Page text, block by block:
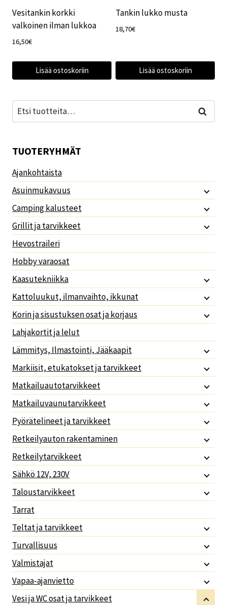
Vesitankin korkki
valkoinen ilman lukkoa
16,50€
Lisää ostoskoriin
Tankin lukko musta
18,70€
Lisää ostoskoriin
Etsi: Haku
TUOTERYHMÄT
Ajankohtaista
Asuinmukavuus
Camping kalusteet
Grillit ja tarvikkeet
Hevostraileri
Hobby varaosat
Kaasutekniikka
Kattoluukut, ilmanvaihto, ikkunat
Korin ja sisustuksen osat ja korjaus
Lahjakortit ja lelut
Lämmitys, Ilmastointi, Jääkaapit
Markiisit, etukatokset ja tarvikkeet
Matkailuautotarvikkeet
Matkailuvaunutarvikkeet
Pyörätelineet ja tarvikkeet
Retkeilyauton rakentaminen
Retkeilytarvikkeet
Sähkö 12V, 230V
Taloustarvikkeet
Tarrat
Teltat ja tarvikkeet
Turvallisuus
Valmistajat
Vapaa-ajanvietto
Vesi ja WC osat ja tarvikkeet